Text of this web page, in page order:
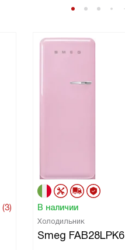
(3) В наличии
Холодильник
Smeg FAB28LPK6